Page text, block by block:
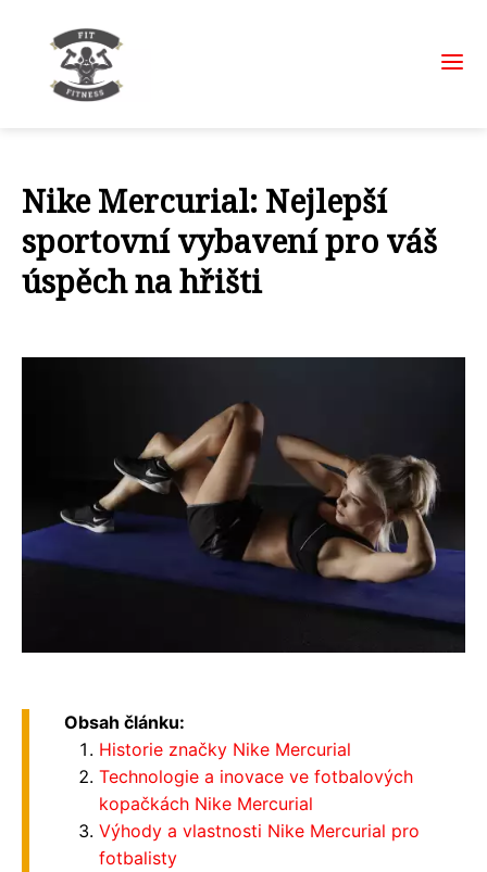
Nike Mercurial: Nejlepší
sportovní vybavení pro váš
úspěch na hřišti
Obsah článku:
Historie značky Nike Mercurial
Technologie a inovace ve fotbalových
kopačkách Nike Mercurial
Výhody a vlastnosti Nike Mercurial pro
fotbalisty